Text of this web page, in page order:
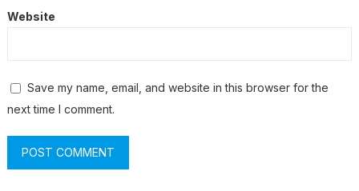
Website
Save my name, email, and website in this browser for the
next time I comment.